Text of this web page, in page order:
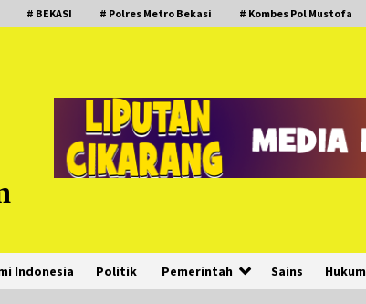
# BEKASI # Polres Metro Bekasi # Kombes Pol Mustofa
Indonesia Politik Pemerintah Sains Hukum